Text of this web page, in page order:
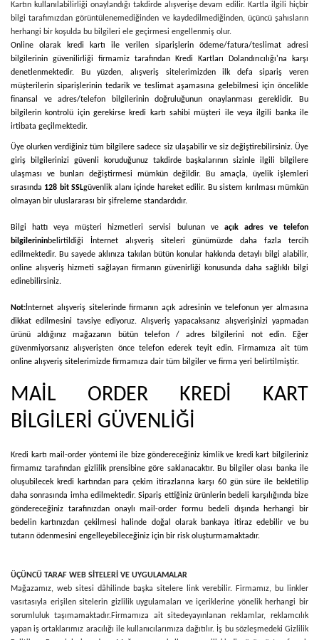
Kartın kullanılabilirliği onaylandığı takdirde alışverişe devam edilir. Kartla ilgili hiçbir
bilgi tarafımızdan görüntülenemediğinden ve kaydedilmediğinden, üçüncü şahısların
herhangi bir koşulda bu bilgileri ele geçirmesi engellenmiş olur.
Online olarak kredi kartı ile verilen siparişlerin ödeme/fatura/teslimat adresi
bilgilerinin güvenilirliği firmamiz tarafından Kredi Kartları Dolandırıcılığı'na karşı
denetlenmektedir. Bu yüzden, alışveriş sitelerimizden ilk defa sipariş veren
müşterilerin siparişlerinin tedarik ve teslimat aşamasına gelebilmesi için öncelikle
finansal ve adres/telefon bilgilerinin doğruluğunun onaylanması gereklidir. Bu
bilgilerin kontrolü için gerekirse kredi kartı sahibi müşteri ile veya ilgili banka ile
irtibata geçilmektedir.
Üye olurken verdiğiniz tüm bilgilere sadece siz ulaşabilir ve siz değiştirebilirsiniz. Üye
giriş bilgilerinizi güvenli koruduğunuz takdirde başkalarının sizinle ilgili bilgilere
ulaşması ve bunları değiştirmesi mümkün değildir. Bu amaçla, üyelik işlemleri
sırasında 128 bit SSLgüvenlik alanı içinde hareket edilir. Bu sistem kırılması mümkün
olmayan bir uluslararası bir şifreleme standardıdır.
Bilgi hattı veya müşteri hizmetleri servisi bulunan ve açık adres ve telefon
bilgilerininbelirtildiği İnternet alışveriş siteleri günümüzde daha fazla tercih
edilmektedir. Bu sayede aklınıza takılan bütün konular hakkında detaylı bilgi alabilir,
online alışveriş hizmeti sağlayan firmanın güvenirliği konusunda daha sağlıklı bilgi
edinebilirsiniz.
Not: İnternet alışveriş sitelerinde firmanın açık adresinin ve telefonun yer almasına
dikkat edilmesini tavsiye ediyoruz. Alışveriş yapacaksanız alışverişinizi yapmadan
ürünü aldığınız mağazanın bütün telefon / adres bilgilerini not edin. Eğer
güvenmiyorsanız alışverişten önce telefon ederek teyit edin. Firmamıza ait tüm
online alışveriş sitelerimizde firmamıza dair tüm bilgiler ve firma yeri belirtilmiştir.
MAİL ORDER KREDİ KART
BİLGİLERİ GÜVENLİĞİ
Kredi kartı mail-order yöntemi ile bize göndereceğiniz kimlik ve kredi kart bilgileriniz
firmamız tarafından gizlilik prensibine göre saklanacaktır. Bu bilgiler olası banka ile
oluşubilecek kredi kartından para çekim itirazlarına karşı 60 gün süre ile bekletilip
daha sonrasında imha edilmektedir. Sipariş ettiğiniz ürünlerin bedeli karşılığında bize
göndereceğiniz tarafınızdan onaylı mail-order formu bedeli dışında herhangi bir
bedelin kartınızdan çekilmesi halinde doğal olarak bankaya itiraz edebilir ve bu
tutarın ödenmesini engelleyebileceğiniz için bir risk oluşturmamaktadır.
ÜÇÜNCÜ TARAF WEB SİTELERİ VE UYGULAMALAR
Mağazamız, web sitesi dâhilinde başka sitelere link verebilir. Firmamız, bu linkler
vasıtasıyla erişilen sitelerin gizlilik uygulamaları ve içeriklerine yönelik herhangi bir
sorumluluk taşımamaktadır.Firmamıza ait sitedeyayınlanan reklamlar, reklamcılık
yapan iş ortaklarımız aracılığı ile kullanıcılarımıza dağıtılır. İş bu sözleşmedeki Gizlilik